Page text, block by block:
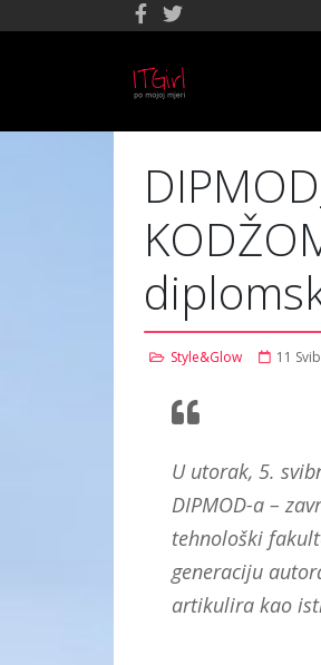
Style&Glow 11
U utorak, 5.
DIPMOD-a –
tehnološki
generaciju
artikulira kao